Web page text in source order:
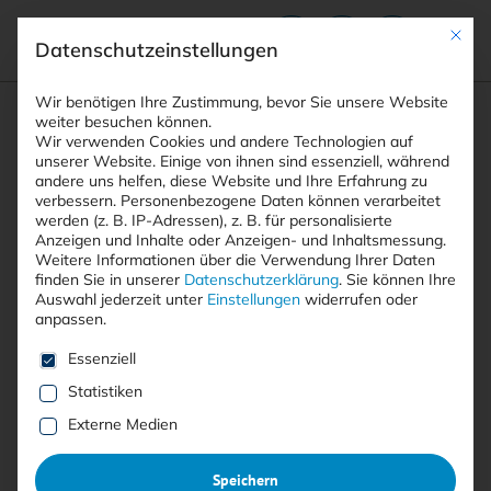
Suchfeld
Suchen
Breadcrumb-Navigation
STARTSEITE
PRINTAUSGABEN
TITELTHEMA: MASSNAHMEN GEGEN RANSOMWARE
HOMEOFFICE: NICHT ÜBERALL MEHR …
Mit <kes>+ lesen
Homeoffice: Nicht überall
mehr Sicherheitsvorfälle
Mit
Datenschutzeinstellungen
Wir benötigen Ihre Zustimmung, bevor Sie unsere Website
weiter besuchen können.
Wir verwenden Cookies und andere Technologien auf
unserer Website. Einige von ihnen sind essenziell, während
andere uns helfen, diese Website und Ihre Erfahrung zu
verbessern. Personenbezogene Daten können verarbeitet
werden (z. B. IP-Adressen), z. B. für personalisierte
Anzeigen und Inhalte oder Anzeigen- und Inhaltsmessung.
Weitere Informationen über die Verwendung Ihrer Daten
finden Sie in unserer Datenschutzerklärung. Sie können Ihre
Auswahl jederzeit unter Einstellungen widerrufen oder
anpassen.
Es folgt eine Liste der Service-Gruppen, für die eine
Essenziell
Statistiken
Externe Medien
Speichern